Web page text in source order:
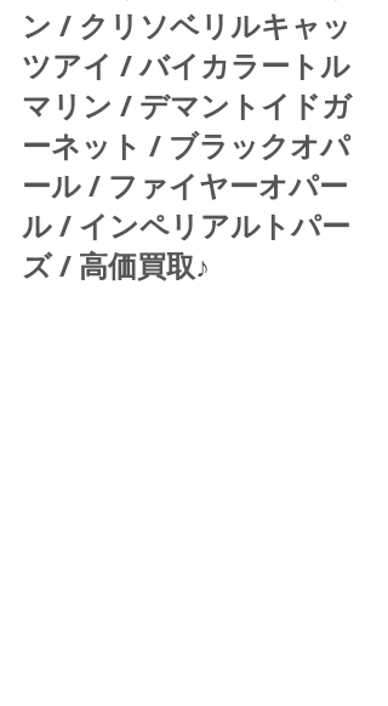
ン / クリソベリルキャッ
ツアイ / バイカラートル
マリン / デマントイドガ
ーネット / ブラックオパ
ール / ファイヤーオパー
ル / インペリアルトパー
ズ / 高価買取♪